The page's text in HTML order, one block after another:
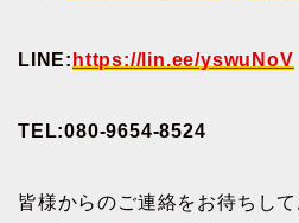
LINE: https://lin.ee/yswuNoV
TEL:080-9654-8524
皆様からのご連絡をお待ちして